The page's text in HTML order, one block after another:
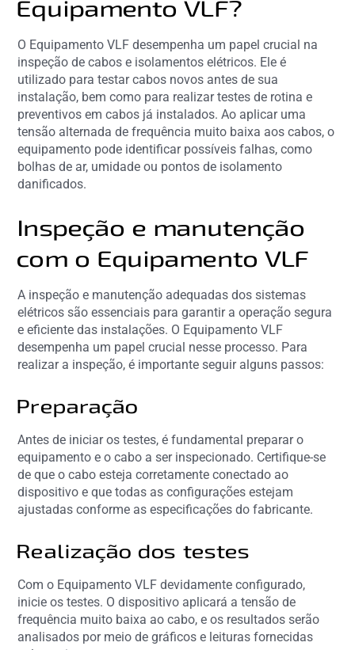
Equipamento VLF?
O Equipamento VLF desempenha um papel crucial na
inspeção de cabos e isolamentos elétricos. Ele é
utilizado para testar cabos novos antes de sua
instalação, bem como para realizar testes de rotina e
preventivos em cabos já instalados. Ao aplicar uma
tensão alternada de frequência muito baixa aos cabos, o
equipamento pode identificar possíveis falhas, como
bolhas de ar, umidade ou pontos de isolamento
danificados.
Inspeção e manutenção
com o Equipamento VLF
A inspeção e manutenção adequadas dos sistemas
elétricos são essenciais para garantir a operação segura
e eficiente das instalações. O Equipamento VLF
desempenha um papel crucial nesse processo. Para
realizar a inspeção, é importante seguir alguns passos:
Preparação
Antes de iniciar os testes, é fundamental preparar o
equipamento e o cabo a ser inspecionado. Certifique-se
de que o cabo esteja corretamente conectado ao
dispositivo e que todas as configurações estejam
ajustadas conforme as especificações do fabricante.
Realização dos testes
Com o Equipamento VLF devidamente configurado,
inicie os testes. O dispositivo aplicará a tensão de
frequência muito baixa ao cabo, e os resultados serão
analisados por meio de gráficos e leituras fornecidas